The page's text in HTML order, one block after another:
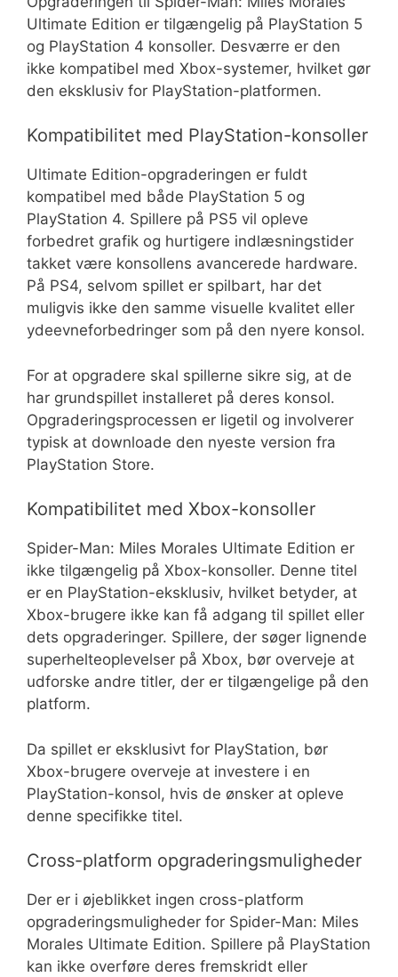
Ultimate Edition er tilgængelig på PlayStation 5
og PlayStation 4 konsoller. Desværre er den
ikke kompatibel med Xbox-systemer, hvilket gør
den eksklusiv for PlayStation-platformen.
Kompatibilitet med PlayStation-konsoller
Ultimate Edition-opgraderingen er fuldt
kompatibel med både PlayStation 5 og
PlayStation 4. Spillere på PS5 vil opleve
forbedret grafik og hurtigere indlæsningstider
takket være konsollens avancerede hardware.
På PS4, selvom spillet er spilbart, har det
muligvis ikke den samme visuelle kvalitet eller
ydeevneforbedringer som på den nyere konsol.
For at opgradere skal spillerne sikre sig, at de
har grundspillet installeret på deres konsol.
Opgraderingsprocessen er ligetil og involverer
typisk at downloade den nyeste version fra
PlayStation Store.
Kompatibilitet med Xbox-konsoller
Spider-Man: Miles Morales Ultimate Edition er
ikke tilgængelig på Xbox-konsoller. Denne titel
er en PlayStation-eksklusiv, hvilket betyder, at
Xbox-brugere ikke kan få adgang til spillet eller
dets opgraderinger. Spillere, der søger lignende
superhelteoplevelser på Xbox, bør overveje at
udforske andre titler, der er tilgængelige på den
platform.
Da spillet er eksklusivt for PlayStation, bør
Xbox-brugere overveje at investere i en
PlayStation-konsol, hvis de ønsker at opleve
denne specifikke titel.
Cross-platform opgraderingsmuligheder
Der er i øjeblikket ingen cross-platform
opgraderingsmuligheder for Spider-Man: Miles
Morales Ultimate Edition. Spillere på PlayStation
kan ikke overføre deres fremskridt eller